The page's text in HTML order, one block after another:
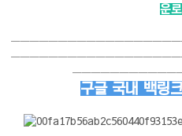
운
구글 국내 백링